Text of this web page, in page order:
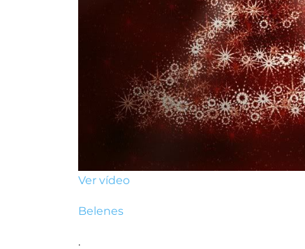
Ver vídeo
Belenes
.